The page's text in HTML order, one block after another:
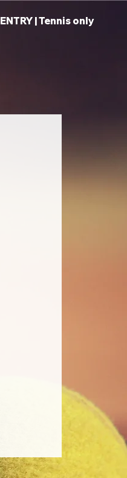
ENTRY | Tennis only